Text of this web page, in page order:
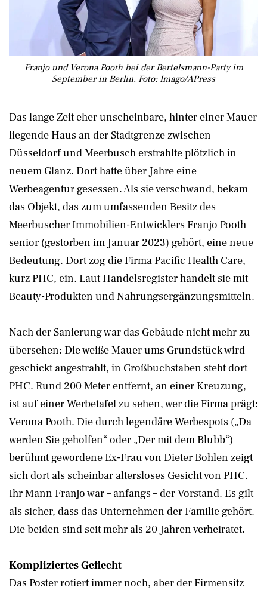
Franjo und Verona Pooth bei der Bertelsmann-Party im
September in Berlin. Foto: Imago/APress
Das lange Zeit eher unscheinbare, hinter einer Mauer
liegende Haus an der Stadtgrenze zwischen
Düsseldorf und Meerbusch erstrahlte plötzlich in
neuem Glanz. Dort hatte über Jahre eine
Werbeagentur gesessen. Als sie verschwand, bekam
das Objekt, das zum umfassenden Besitz des
Meerbuscher Immobilien-Entwicklers Franjo Pooth
senior (gestorben im Januar 2023) gehört, eine neue
Bedeutung. Dort zog die Firma Pacific Health Care,
kurz PHC, ein. Laut Handelsregister handelt sie mit
Beauty-Produkten und Nahrungsergänzungsmitteln.
Nach der Sanierung war das Gebäude nicht mehr zu
übersehen: Die weiße Mauer ums Grundstück wird
geschickt angestrahlt, in Großbuchstaben steht dort
PHC. Rund 200 Meter entfernt, an einer Kreuzung,
ist auf einer Werbetafel zu sehen, wer die Firma prägt:
Verona Pooth. Die durch legendäre Werbespots („Da
werden Sie geholfen“ oder „Der mit dem Blubb“)
berühmt gewordene Ex-Frau von Dieter Bohlen zeigt
sich dort als scheinbar altersloses Gesicht von PHC.
Ihr Mann Franjo war – anfangs – der Vorstand. Es gilt
als sicher, dass das Unternehmen der Familie gehört.
Die beiden sind seit mehr als 20 Jahren verheiratet.
Kompliziertes Geflecht
Das Poster rotiert immer noch, aber der Firmensitz